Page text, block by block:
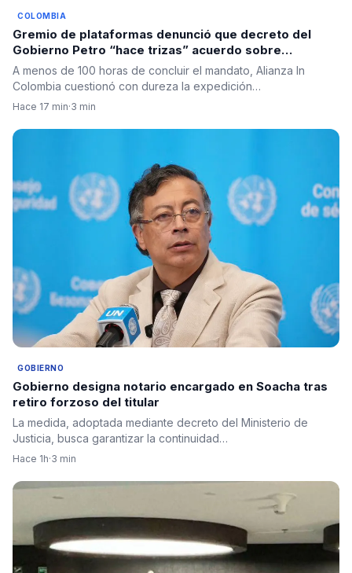
COLOMBIA
Gremio de plataformas denunció que decreto del
Gobierno Petro “hace trizas” acuerdo sobre
seguridad social de repartidores
A menos de 100 horas de concluir el mandato, Alianza In
Colombia cuestionó con dureza la expedición…
Hace 17 min·3 min
GOBIERNO
Gobierno designa notario encargado en Soacha tras
retiro forzoso del titular
La medida, adoptada mediante decreto del Ministerio de
Justicia, busca garantizar la continuidad…
Hace 1h·3 min